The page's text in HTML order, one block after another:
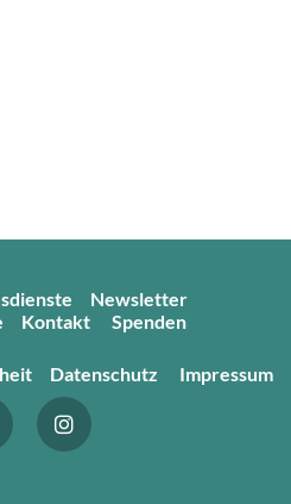
Newsletter
Kontakt Spenden
Datenschutz Impressum